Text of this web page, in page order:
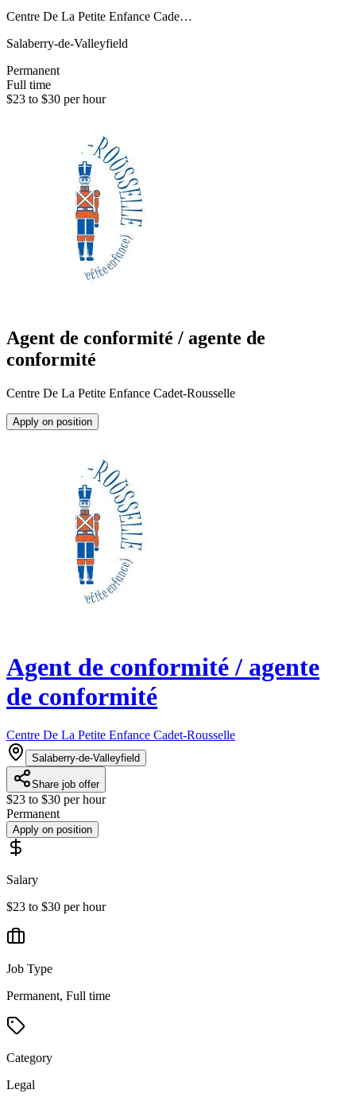
Centre De La Petite Enfance Cade…
Salaberry-de-Valleyfield
Permanent
Full time
$23 to $30 per hour
Agent de conformité / agente de
conformité
Centre De La Petite Enfance Cadet-Rousselle
Apply on position
Agent de conformité / agente
de conformité
Centre De La Petite Enfance Cadet-Rousselle
Salaberry-de-Valleyfield
Share job offer
$23 to $30 per hour
Permanent
Apply on position
Salary
$23 to $30 per hour
Job Type
Permanent, Full time
Category
Legal